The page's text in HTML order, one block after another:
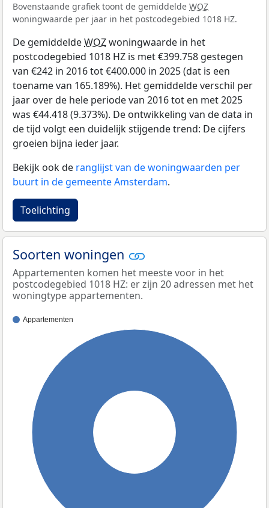
Bovenstaande grafiek toont de gemiddelde WOZ
woningwaarde per jaar in het postcodegebied 1018 HZ.
De gemiddeldeWOZwoningwaarde in het
postcodegebied 1018 HZ is met €399.758 gestegen
van €242 in 2016 tot €400.000 in 2025 (dat is een
toename van 165.189%). Het gemiddelde verschil per
jaar over de hele periode van 2016 tot en met 2025
was €44.418 (9.373%). De ontwikkeling van de data in
de tijd volgt een duidelijk stijgende trend: De cijfers
groeien bijna ieder jaar.
Bekijk ook de ranglijst van de woningwaarden per
buurt in de gemeente Amsterdam.
Toelichting
Soorten woningen
Appartementen komen het meeste voor in het
postcodegebied 1018 HZ: er zijn 20 adressen met het
woningtype appartementen.
Appartementen